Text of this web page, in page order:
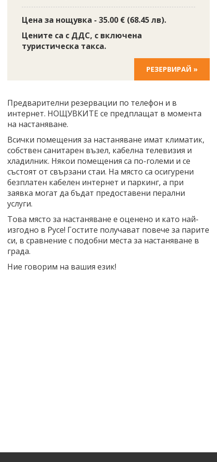
Цена за нощувка - 35.00 € (68.45 лв).
Цените са с ДДС, с включена
туристическа такса.
РЕЗЕРВИРАЙ »
Предварителни резервации по телефон и в
интернет. НОЩУВКИТЕ се предплащат в момента
на настаняване.
Всички помещения за настаняване имат климатик,
собствен санитарен възел, кабелна телевизия и
хладилник. Някои помещения са по-големи и се
състоят от свързани стаи. На място са осигурени
безплатен кабелен интернет и паркинг, а при
заявка могат да бъдат предоставени перални
услуги.
Това място за настаняване е оценено и като най-
изгодно в Русе! Гостите получават повече за парите
си, в сравнение с подобни места за настаняване в
града.
Ние говорим на вашия език!